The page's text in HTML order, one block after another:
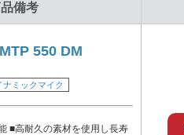
備考
550 DM
ナミックマイク
■高耐久の素材を使用し長寿